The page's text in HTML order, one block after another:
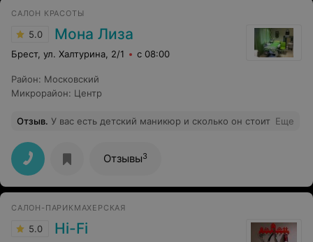
САЛОН КРАСОТЫ
5.0 Мона Лиза
Брест, ул. Халтурина, 2/1 с 08:00
Район: Московский
Микрорайон: Центр
Отзыв. У вас есть детский маникюр и сколько он стоит Еще
Отзывы3
САЛОН-ПАРИКМАХЕРСКАЯ
5.0 Hi-Fi